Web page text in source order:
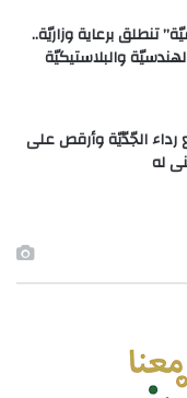
تنطلق برعاية وزاريّة..
والبلاستيكيّة
رداء الجّدّيّة وأرقص على
له